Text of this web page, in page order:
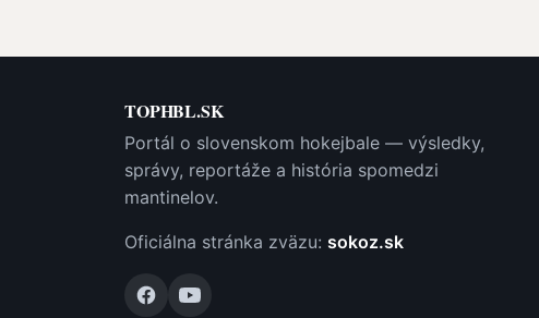
TOPHBL.SK
Portál o slovenskom hokejbale — výsledky,
správy, reportáže a história spomedzi
mantinelov.
Oficiálna stránka zväzu: sokoz.sk